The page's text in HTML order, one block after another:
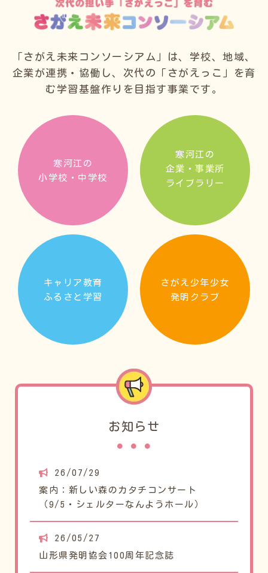
「さがえ未来コンソーシアム」は、学校、地域、
企業が連携・協働し、 次代の「さがえっこ」を育
む学習基盤作りを目指す事業です。
寒河江の
小学校・中学校
寒河江の
企業・事業所
ライブラリー
キャリア教育
ふるさと学習
さがえ少年少女
発明クラブ
お知らせ
26/07/29
案内：新しい森のカタチコンサート
（9/5・シェルターなんようホール）
26/05/27
山形県発明協会100周年記念誌